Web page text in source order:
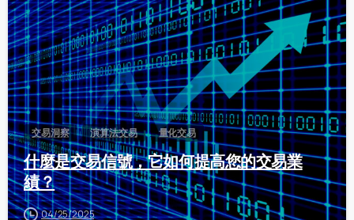
交易洞察 演算法交易 量化交易
什麼是交易信號，它如何提高您的交易業
績？
04/25/2025